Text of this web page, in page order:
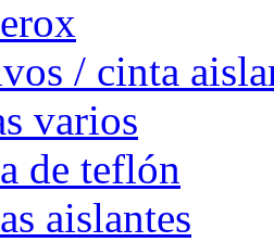
/ cinta
varios
de teflón
aislantes